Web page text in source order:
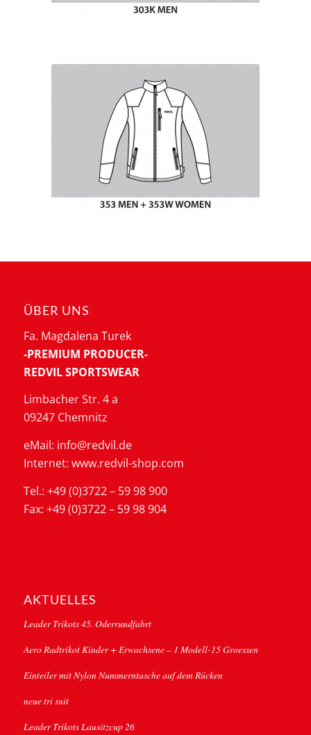
ÜBER UNS
Fa. Magdalena Turek
-PREMIUM PRODUCER-
REDVIL SPORTSWEAR
Limbacher Str. 4 a
09247 Chemnitz
eMail: info@redvil.de
Internet: www.redvil-shop.com
Tel.: +49 (0)3722 – 59 98 900
Fax: +49 (0)3722 – 59 98 904
AKTUELLES
Leader Trikots 45. Oderrundfahrt
Aero Radtrikot Kinder + Erwachsene – 1 Modell-15 Groessen
Einteiler mit Nylon Nummerntasche auf dem Rücken
neue tri suit
Leader Trikots Lausitzcup 26